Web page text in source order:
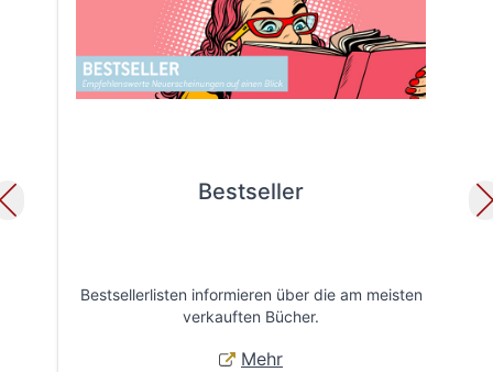
Bestseller
Bestsellerlisten informieren über die am meisten
verkauften Bücher.
Mehr